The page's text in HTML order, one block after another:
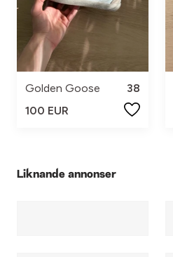
Golden Goose
38
100 EUR
Liknande annonser